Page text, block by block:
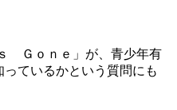
Ｇｏｎｅ」が、青少年有
ているかという質問にも